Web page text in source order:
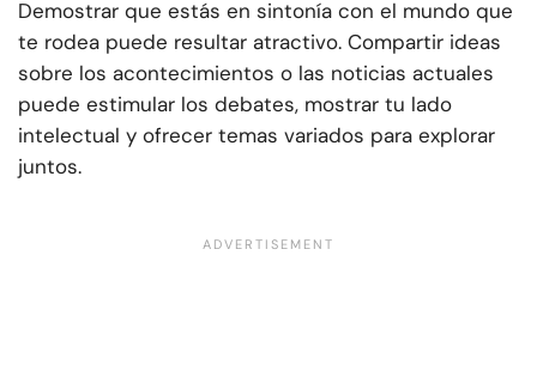
Demostrar que estás en sintonía con el mundo que
te rodea puede resultar atractivo. Compartir ideas
sobre los acontecimientos o las noticias actuales
puede estimular los debates, mostrar tu lado
intelectual y ofrecer temas variados para explorar
juntos.